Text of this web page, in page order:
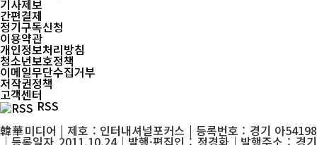
기사제보
간편결제
정기구독신청
이용약관
개인정보처리방침
청소년보호정책
이메일무단수집거부
저작권정책
고객센터
RSS
韓華미디어 | 제호 : 인터내셔널포커스 | 등록번호 : 경기 아54198
│등록일자 2011.10.24│발행·편집인 : 정경화│발행주소 : 경기